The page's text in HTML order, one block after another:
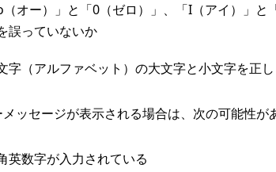
（オー）」と「0（ゼロ）」、「I（アイ）」
誤っていないか
字（アルファベット）の大文字と小文字を正
ッセージが表示される場合は、次の可能性が
英数字が入力されている